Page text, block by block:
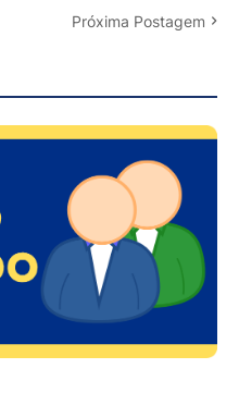
Próxima Postagem